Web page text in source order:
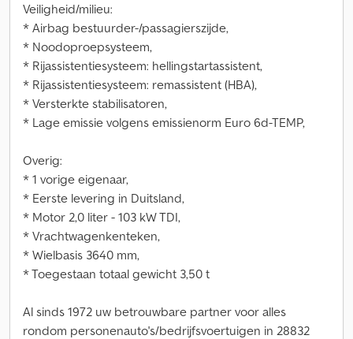
Veiligheid/milieu:
* Airbag bestuurder-/passagierszijde,
* Noodoproepsysteem,
* Rijassistentiesysteem: hellingstartassistent,
* Rijassistentiesysteem: remassistent (HBA),
* Versterkte stabilisatoren,
* Lage emissie volgens emissienorm Euro 6d-TEMP,
Overig:
* 1 vorige eigenaar,
* Eerste levering in Duitsland,
* Motor 2,0 liter - 103 kW TDI,
* Vrachtwagenkenteken,
* Wielbasis 3640 mm,
* Toegestaan totaal gewicht 3,50 t
Al sinds 1972 uw betrouwbare partner voor alles
rondom personenauto's/bedrijfsvoertuigen in 28832